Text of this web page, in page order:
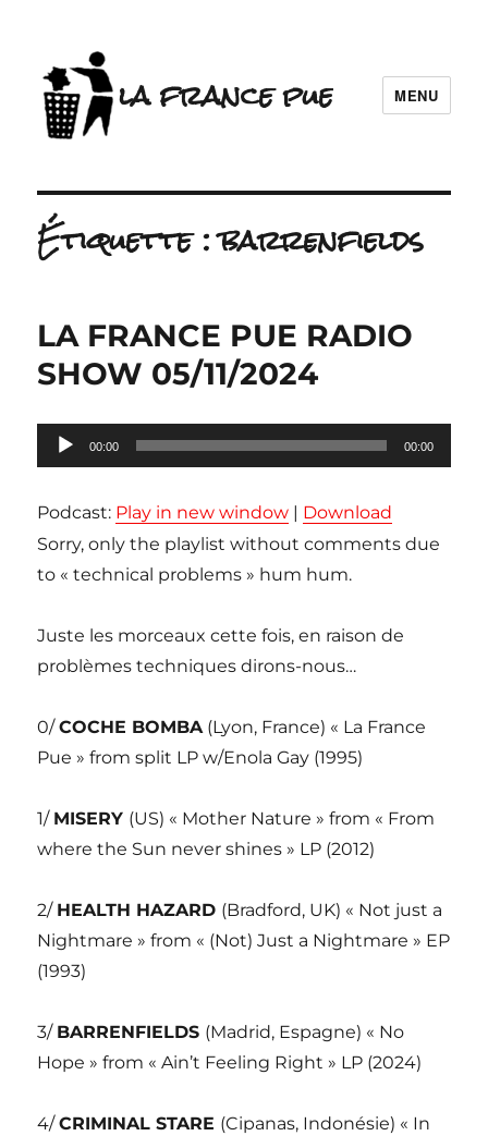
la france pue MENU
Étiquette :barrenfields
LA FRANCE PUE RADIO
SHOW 05/11/2024
Lecteur
audio
00:00 00:00
Podcast: Play in new window | Download
Sorry, only the playlist without comments due
to « technical problems » hum hum.
Juste les morceaux cette fois, en raison de
problèmes techniques dirons-nous…
0/COCHE BOMBA(Lyon, France) « La France
Pue » from split LP w/Enola Gay (1995)
1/ MISERY (US) « Mother Nature » from « From
where the Sun never shines » LP (2012)
2/ HEALTH HAZARD (Bradford, UK) « Not just a
Nightmare » from « (Not) Just a Nightmare » EP
(1993)
3/ BARRENFIELDS (Madrid, Espagne) « No
Hope » from « Ain’t Feeling Right » LP (2024)
4/CRIMINAL STARE (Cipanas, Indonésie) « In